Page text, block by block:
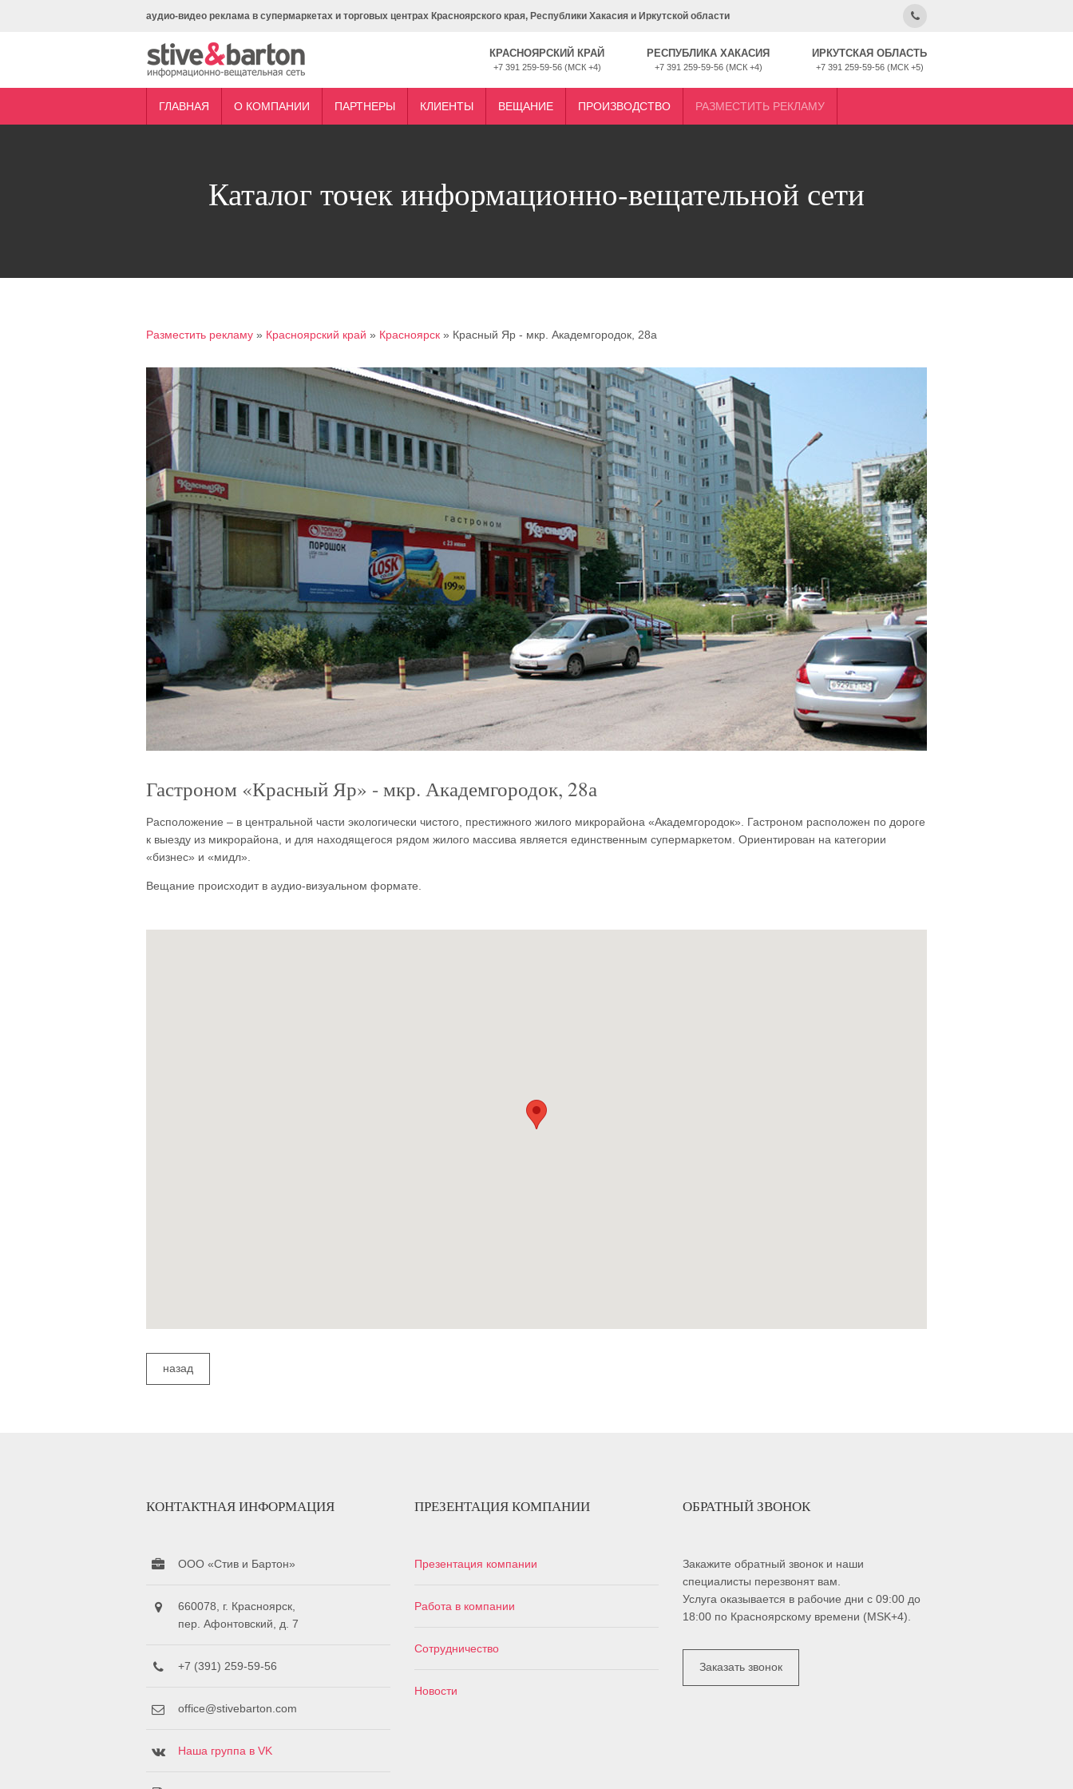
аудио-видео реклама в супермаркетах и торговых центрах Красноярского края, Республики Хакасия и Иркутской области
КРАСНОЯРСКИЙ КРАЙ
+7 391 259-59-56 (МСК +4)
РЕСПУБЛИКА ХАКАСИЯ
+7 391 259-59-56 (МСК +4)
ИРКУТСКАЯ ОБЛАСТЬ
+7 391 259-59-56 (МСК +5)
ГЛАВНАЯ О КОМПАНИИ ПАРТНЕРЫ КЛИЕНТЫ ВЕЩАНИЕ ПРОИЗВОДСТВО РАЗМЕСТИТЬ РЕКЛАМУ
Каталог точек информационно-вещательной сети
Разместить рекламу » Красноярский край » Красноярск » Красный Яр - мкр. Академгородок, 28а
Гастроном «Красный Яр» - мкр. Академгородок, 28а
Расположение – в центральной части экологически чистого, престижного жилого микрорайона «Академгородок». Гастроном расположен по дороге
к выезду из микрорайона, и для находящегося рядом жилого массива является единственным супермаркетом. Ориентирован на категории
«бизнес» и «мидл».
Вещание происходит в аудио-визуальном формате.
назад
КОНТАКТНАЯ ИНФОРМАЦИЯ
ООО «Стив и Бартон»
660078, г. Красноярск,
пер. Афонтовский, д. 7
+7 (391) 259-59-56
office@stivebarton.com
Наша группа в VK
ПРЕЗЕНТАЦИЯ КОМПАНИИ
Презентация компании
Работа в компании
Сотрудничество
Новости
ОБРАТНЫЙ ЗВОНОК
Закажите обратный звонок и наши
специалисты перезвонят вам.
Услуга оказывается в рабочие дни с 09:00 до
18:00 по Красноярскому времени (MSK+4).
Заказать звонок